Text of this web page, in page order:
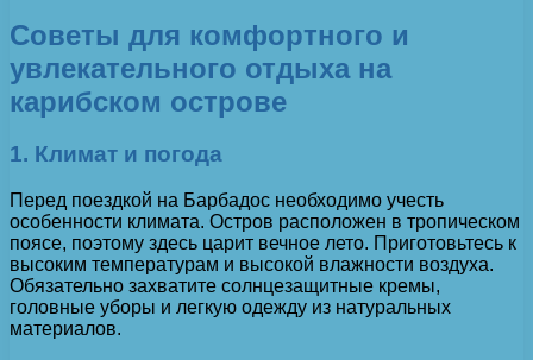
Советы для комфортного и
увлекательного отдыха на
карибском острове
1. Климат и погода
Перед поездкой на Барбадос необходимо учесть
особенности климата. Остров расположен в тропическом
поясе, поэтому здесь царит вечное лето. Приготовьтесь к
высоким температурам и высокой влажности воздуха.
Обязательно захватите солнцезащитные кремы,
головные уборы и легкую одежду из натуральных
материалов.